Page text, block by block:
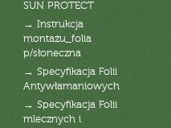
SUN PROTECT
→ Instrukcja
montażu_folia
p/słoneczna
→ Specyfikacja Folii
Antywłamaniowych
→ Specyfikacja Folii
mlecznych i